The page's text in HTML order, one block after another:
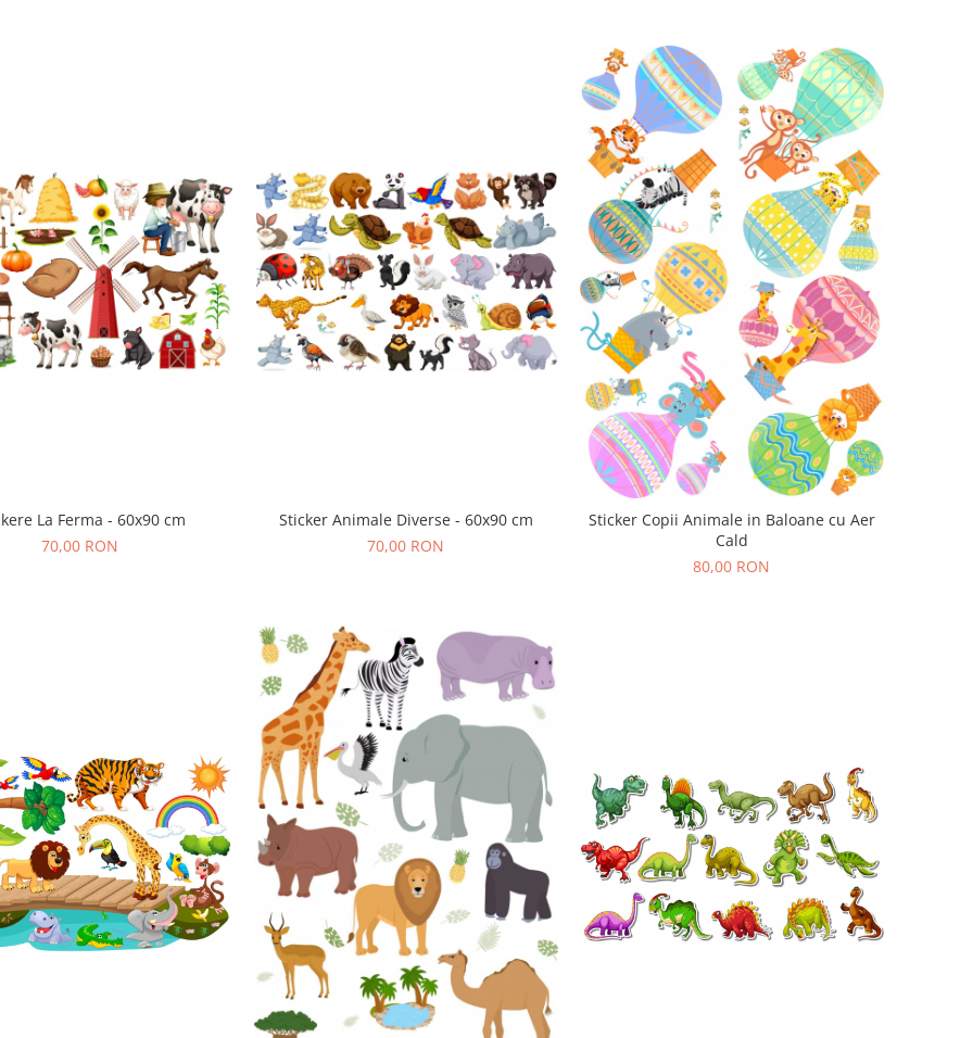
La Ferma - 60x90 cm
70,00 RON
Sticker Animale Diverse - 60x90 cm
70,00 RON
Sticker Copii Animale in Baloane cu Aer
Cald
80,00 RON